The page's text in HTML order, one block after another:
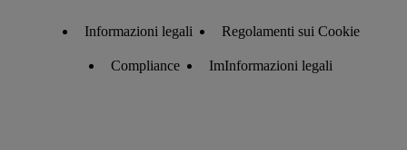
Informazioni legali Regolamenti sui Cookie
Compliance ImInformazioni legali